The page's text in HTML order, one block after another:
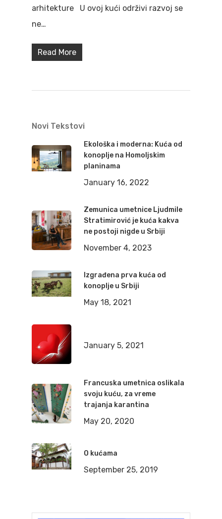
arhitekture U ovoj kući održivi razvoj se
ne…
Read More
Novi Tekstovi
Ekološka i moderna: Kuća od
konoplje na Homoljskim
planinama
January 16, 2022
Zemunica umetnice Ljudmile
Stratimirović je kuća kakva
ne postoji nigde u Srbiji
November 4, 2023
Izgrađena prva kuća od
konoplje u Srbiji
May 18, 2021
January 5, 2021
Francuska umetnica oslikala
svoju kuću, za vreme
trajanja karantina
May 20, 2020
O kućama
September 25, 2019